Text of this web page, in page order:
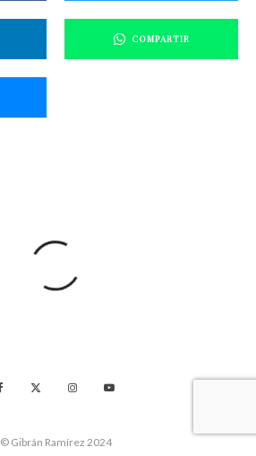
COMPARTIR
© Gibrán Ramírez 2024